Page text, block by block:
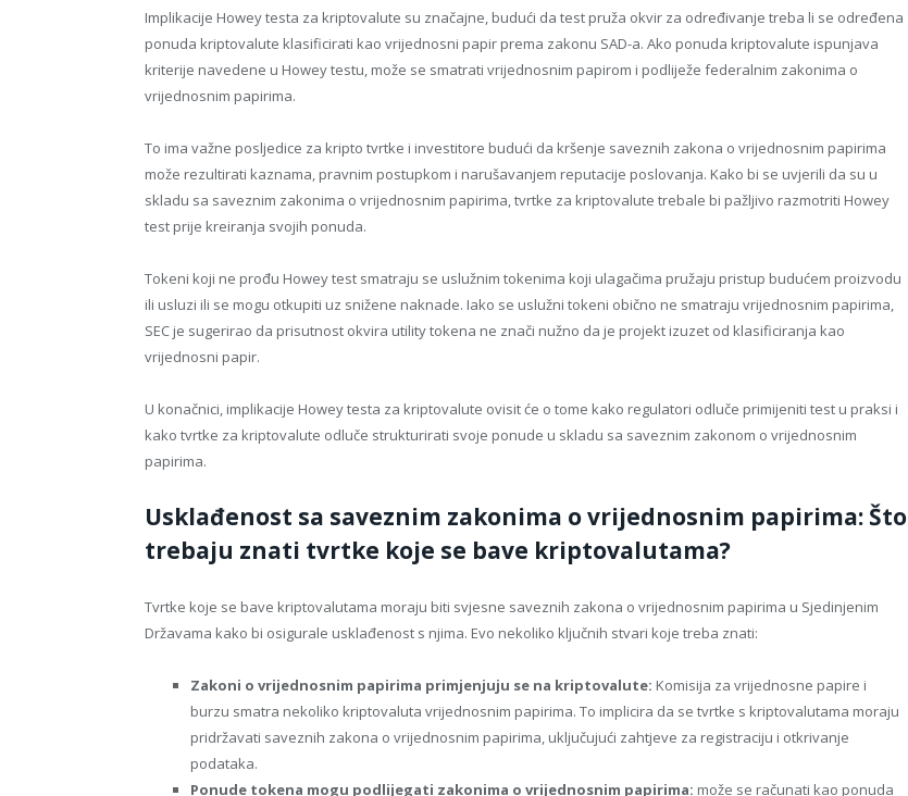
Implikacije Howey testa za kriptovalute su značajne, budući da test pruža okvir za određivanje treba li se određena
ponuda kriptovalute klasificirati kao vrijednosni papir prema zakonu SAD-a. Ako ponuda kriptovalute ispunjava
kriterije navedene u Howey testu, može se smatrati vrijednosnim papirom i podliježe federalnim zakonima o
vrijednosnim papirima.
To ima važne posljedice za kripto tvrtke i investitore budući da kršenje saveznih zakona o vrijednosnim papirima
može rezultirati kaznama, pravnim postupkom i narušavanjem reputacije poslovanja. Kako bi se uvjerili da su u
skladu sa saveznim zakonima o vrijednosnim papirima, tvrtke za kriptovalute trebale bi pažljivo razmotriti Howey
test prije kreiranja svojih ponuda.
Tokeni koji ne prođu Howey test smatraju se uslužnim tokenima koji ulagačima pružaju pristup budućem proizvodu
ili usluzi ili se mogu otkupiti uz snižene naknade. Iako se uslužni tokeni obično ne smatraju vrijednosnim papirima,
SEC je sugerirao da prisutnost okvira utility tokena ne znači nužno da je projekt izuzet od klasificiranja kao
vrijednosni papir.
U konačnici, implikacije Howey testa za kriptovalute ovisit će o tome kako regulatori odluče primijeniti test u praksi i
kako tvrtke za kriptovalute odluče strukturirati svoje ponude u skladu sa saveznim zakonom o vrijednosnim
papirima.
Usklađenost sa saveznim zakonima o vrijednosnim papirima: Što
trebaju znati tvrtke koje se bave kriptovalutama?
Tvrtke koje se bave kriptovalutama moraju biti svjesne saveznih zakona o vrijednosnim papirima u Sjedinjenim
Državama kako bi osigurale usklađenost s njima. Evo nekoliko ključnih stvari koje treba znati:
Zakoni o vrijednosnim papirima primjenjuju se na kriptovalute: Komisija za vrijednosne papire i
burzu smatra nekoliko kriptovaluta vrijednosnim papirima. To implicira da se tvrtke s kriptovalutama moraju
pridržavati saveznih zakona o vrijednosnim papirima, uključujući zahtjeve za registraciju i otkrivanje
podataka.
Ponude tokena mogu podlijegati zakonima o vrijednosnim papirima: može se računati kao ponuda